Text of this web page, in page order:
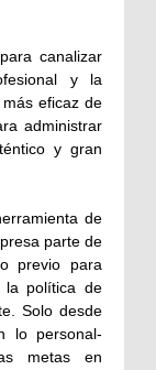
canalizar
y la
eficaz de
administrar
y gran
de
parte de
previo para
la política de
Solo desde
lo personal-
metas en